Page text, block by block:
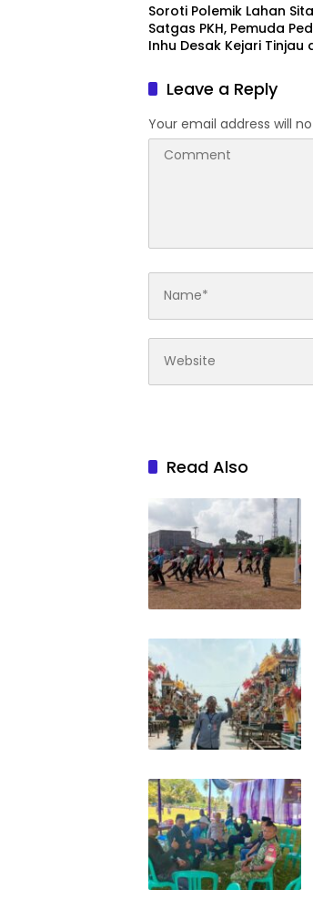
Soroti Polemik Lahan
Satgas PKH, Pemuda
Inhu Desak Kejari Tinjau
Leave a Reply
Your email address will
Read Also